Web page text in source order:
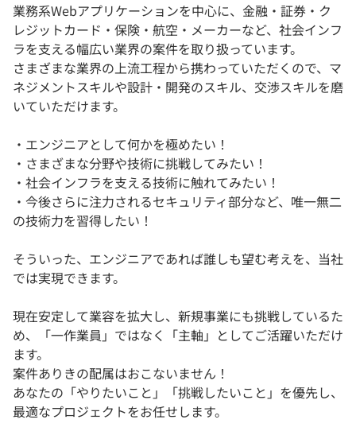
業務系Webアプリケーションを中心に、金融・証券・ク
レジットカード・保険・航空・メーカーなど、社会インフ
ラを支える幅広い業界の案件を取り扱っています。
さまざまな業界の上流工程から携わっていただくので、マ
ネジメントスキルや設計・開発のスキル、交渉スキルを磨
いていただけます。
・エンジニアとして何かを極めたい！
・さまざまな分野や技術に挑戦してみたい！
・社会インフラを支える技術に触れてみたい！
・今後さらに注力されるセキュリティ部分など、唯一無二
の技術力を習得したい！
そういった、エンジニアであれば誰しも望む考えを、当社
では実現できます。
現在安定して業容を拡大し、新規事業にも挑戦しているた
め、「一作業員」ではなく「主軸」としてご活躍いただけ
ます。
案件ありきの配属はおこないません！
あなたの「やりたいこと」「挑戦したいこと」を優先し、
最適なプロジェクトをお任せします。